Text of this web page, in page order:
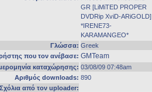
GR [LiMiTED PROPER
DVDRip XviD-ARiGOLD]
*IRENE73-
KARAMANGEO*
Γλώσσα: Greek
που τον ανέβασε: GMTeam
καταχώρησης: 03/08/09 07:48am
Αριθμός downloads: 890
Σχόλια από τον uploader: